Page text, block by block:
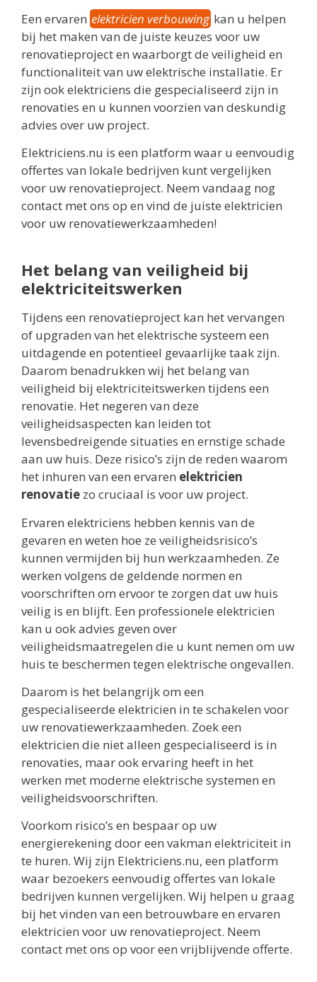
Een ervaren elektricien verbouwing kan u helpen
bij het maken van de juiste keuzes voor uw
renovatieproject en waarborgt de veiligheid en
functionaliteit van uw elektrische installatie. Er
zijn ook elektriciens die gespecialiseerd zijn in
renovaties en u kunnen voorzien van deskundig
advies over uw project.
Elektriciens.nu is een platform waar u eenvoudig
offertes van lokale bedrijven kunt vergelijken
voor uw renovatieproject. Neem vandaag nog
contact met ons op en vind de juiste elektricien
voor uw renovatiewerkzaamheden!
Het belang van veiligheid bij
elektriciteitswerken
Tijdens een renovatieproject kan het vervangen
of upgraden van het elektrische systeem een
uitdagende en potentieel gevaarlijke taak zijn.
Daarom benadrukken wij het belang van
veiligheid bij elektriciteitswerken tijdens een
renovatie. Het negeren van deze
veiligheidsaspecten kan leiden tot
levensbedreigende situaties en ernstige schade
aan uw huis. Deze risico’s zijn de reden waarom
het inhuren van een ervaren elektricien
renovatie zo cruciaal is voor uw project.
Ervaren elektriciens hebben kennis van de
gevaren en weten hoe ze veiligheidsrisico’s
kunnen vermijden bij hun werkzaamheden. Ze
werken volgens de geldende normen en
voorschriften om ervoor te zorgen dat uw huis
veilig is en blijft. Een professionele elektricien
kan u ook advies geven over
veiligheidsmaatregelen die u kunt nemen om uw
huis te beschermen tegen elektrische ongevallen.
Daarom is het belangrijk om een
gespecialiseerde elektricien in te schakelen voor
uw renovatiewerkzaamheden. Zoek een
elektricien die niet alleen gespecialiseerd is in
renovaties, maar ook ervaring heeft in het
werken met moderne elektrische systemen en
veiligheidsvoorschriften.
Voorkom risico’s en bespaar op uw
energierekening door een vakman elektriciteit in
te huren. Wij zijn Elektriciens.nu, een platform
waar bezoekers eenvoudig offertes van lokale
bedrijven kunnen vergelijken. Wij helpen u graag
bij het vinden van een betrouwbare en ervaren
elektricien voor uw renovatieproject. Neem
contact met ons op voor een vrijblijvende offerte.